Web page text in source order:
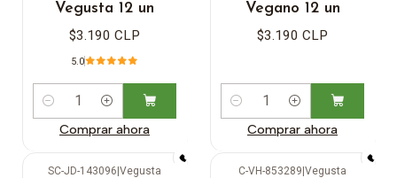
Vegusta 12 un
$3.190 CLP
5.0
Cantidad
Comprar ahora
Vegano 12 un
$3.190 CLP
Cantidad
Comprar ahora
SC-JD-143096|Vegusta C-VH-853289|Vegusta